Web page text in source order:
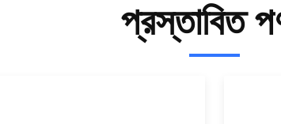
প্রস্তাবিত